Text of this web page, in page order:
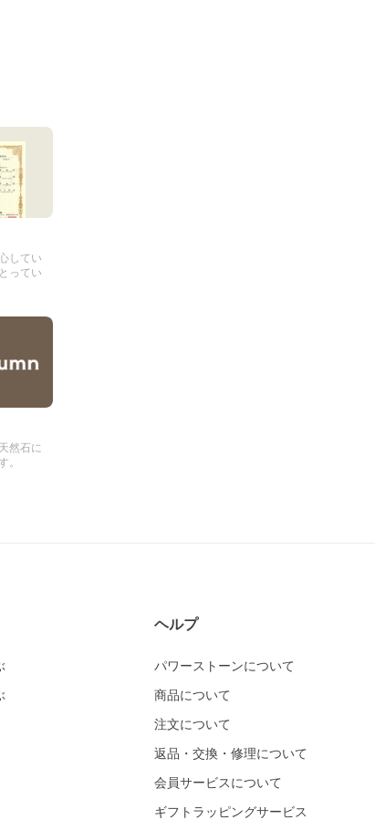
してい
ってい
然石に
。
ヘルプ
パワーストーンについて
商品について
注文について
返品・交換・修理について
会員サービスについて
ギフトラッピングサービス